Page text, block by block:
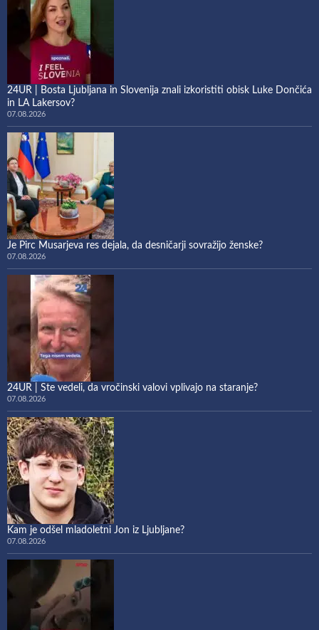
24UR | Bosta Ljubljana in Slovenija znali izkoristiti obisk Luke Dončića
in LA Lakersov?
07.08.2026
Je Pirc Musarjeva res dejala, da desničarji sovražijo ženske?
07.08.2026
24UR | Ste vedeli, da vročinski valovi vplivajo na staranje?
07.08.2026
Kam je odšel mladoletni Jon iz Ljubljane?
07.08.2026